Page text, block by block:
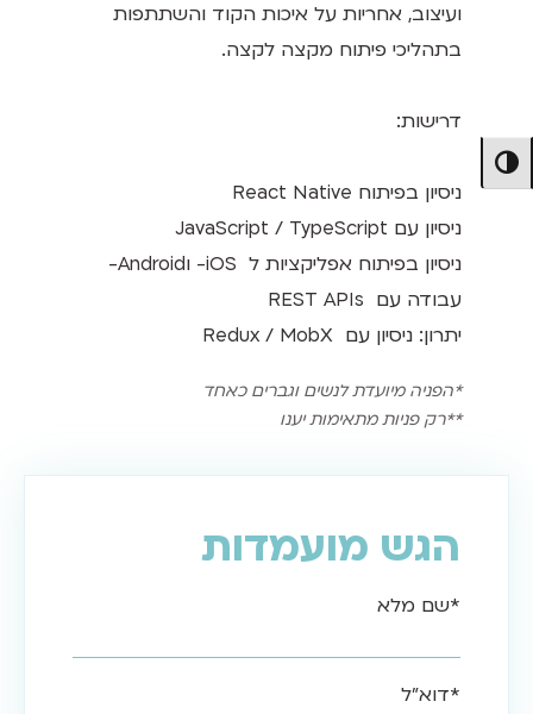
מתג ניגודיות גבוהה
ועיצוב, אחריות על איכות הקוד והשתתפות
בתהליכי פיתוח מקצה לקצה.
דרישות:
ניסיון בפיתוח React Native
ניסיון עם JavaScript / TypeScript
ניסיון בפיתוח אפליקציות ל iOS- וAndroid-
עבודה עם REST APIs
יתרון: ניסיון עם Redux / MobX
*הפניה מיועדת לנשים וגברים כאחד
**רק פניות מתאימות יענו
הגש מועמדות
*שם מלא
*דוא"ל